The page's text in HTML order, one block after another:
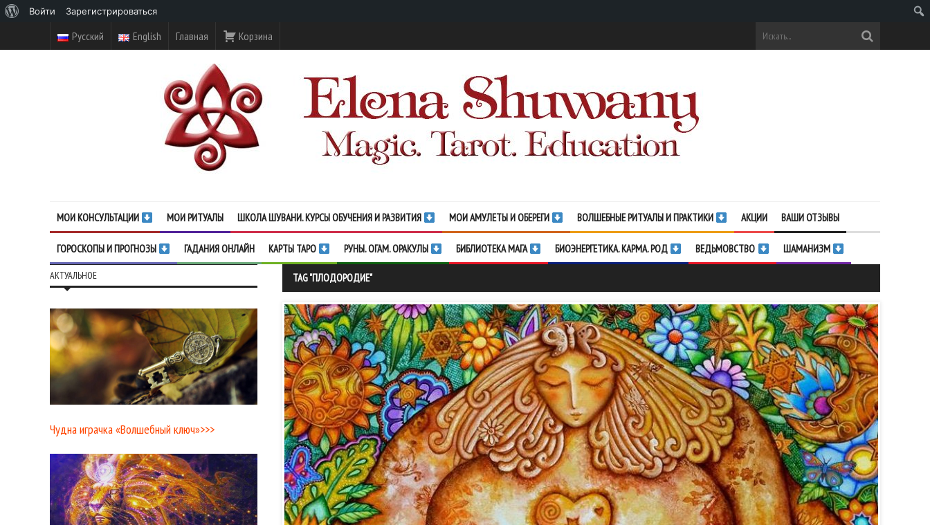
Русский English Главная Корзина
МОИ КОНСУЛЬТАЦИИ МОИ РИТУАЛЫ ШКОЛА ШУВАНИ. КУРСЫ ОБУЧЕНИЯ И РАЗВИТИЯ МОИ АМУЛЕТЫ И ОБЕРЕГИ ВОЛШЕБНЫЕ РИТУАЛЫ И ПРАКТИКИ АКЦИИ ВАШИ ОТЗЫВЫ
ГОРОСКОПЫ И ПРОГНОЗЫ ГАДАНИЯ ОНЛАЙН КАРТЫ ТАРО РУНЫ. ОГАМ. ОРАКУЛЫ БИБЛИОТЕКА МАГА БИОЭНЕРГЕТИКА. КАРМА. РОД ВЕДЬМОВСТВО ШАМАНИЗМ
TAG "ПЛОДОРОДИЕ"
АКТУАЛЬНОЕ
Чудна играчка «Волшебный ключ»>>>
WordPress
Войти Зарегистрироваться